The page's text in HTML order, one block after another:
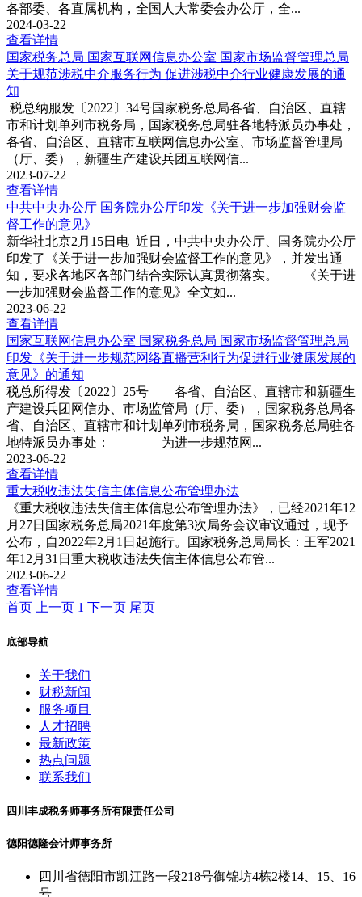
各部委、各直属机构，全国人大常委会办公厅，全...
2024-03-22
查看详情
国家税务总局 国家互联网信息办公室 国家市场监督管理总局
关于规范涉税中介服务行为 促进涉税中介行业健康发展的通
知
税总纳服发〔2022〕34号国家税务总局各省、自治区、直辖
市和计划单列市税务局，国家税务总局驻各地特派员办事处，
各省、自治区、直辖市互联网信息办公室、市场监督管理局
（厅、委），新疆生产建设兵团互联网信...
2023-07-22
查看详情
中共中央办公厅 国务院办公厅印发《关于进一步加强财会监
督工作的意见》
新华社北京2月15日电 近日，中共中央办公厅、国务院办公厅
印发了《关于进一步加强财会监督工作的意见》，并发出通
知，要求各地区各部门结合实际认真贯彻落实。 《关于进
一步加强财会监督工作的意见》全文如...
2023-06-22
查看详情
国家互联网信息办公室 国家税务总局 国家市场监督管理总局
印发《关于进一步规范网络直播营利行为促进行业健康发展的
意见》的通知
税总所得发〔2022〕25号 各省、自治区、直辖市和新疆生
产建设兵团网信办、市场监管局（厅、委），国家税务总局各
省、自治区、直辖市和计划单列市税务局，国家税务总局驻各
地特派员办事处： 为进一步规范网...
2023-06-22
查看详情
重大税收违法失信主体信息公布管理办法
《重大税收违法失信主体信息公布管理办法》，已经2021年12
月27日国家税务总局2021年度第3次局务会议审议通过，现予
公布，自2022年2月1日起施行。国家税务总局局长：王军2021
年12月31日重大税收违法失信主体信息公布管...
2023-06-22
查看详情
首页
上一页 1 下一页 尾页
底部导航
关于我们
财税新闻
服务项目
人才招聘
最新政策
热点问题
联系我们
四川丰成税务师事务所有限责任公司
德阳德隆会计师事务所
四川省德阳市凯江路一段218号御锦坊4栋2楼14、15、16
号